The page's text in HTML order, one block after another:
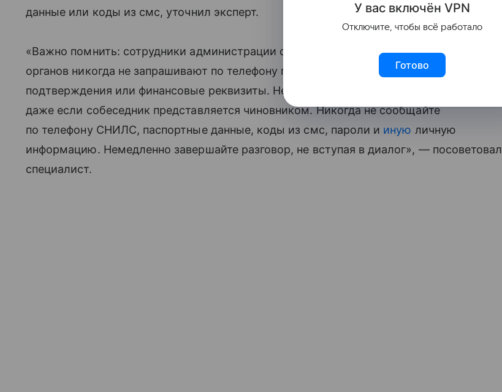
данные или коды из смс, уточнил эксперт.
«Важно помнить: сотрудники администрации округа и других государственных
органов никогда не запрашивают по телефону персональные данные, коды
подтверждения или финансовые реквизиты. Не доверяйте незапрошенным звонкам,
даже если собеседник представляется чиновником. Никогда не сообщайте
по телефону СНИЛС, паспортные данные, коды из смс, пароли и иную личную
информацию. Немедленно завершайте разговор, не вступая в диалог», — посоветовал
специалист.
У вас включён VPN
Отключите, чтобы всё работало
Готово